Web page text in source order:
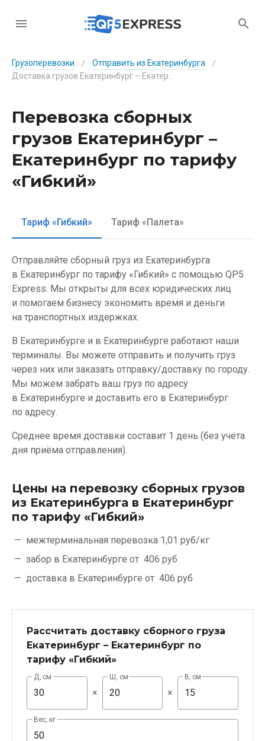
Грузоперевозки / Отправить из Екатеринбурга
/
Перевозка сборных
грузов Екатеринбург –
Екатеринбург по тарифу
«Гибкий»
Тариф «Гибкий» Тариф «Палета»
Отправляйте сборный груз из Екатеринбурга
в Екатеринбург по тарифу «Гибкий» с помощью QP5
Express. Мы открыты для всех юридических лиц
и помогаем бизнесу экономить время и деньги
на транспортных издержках.
В Екатеринбурге и в Екатеринбурге работают наши
терминалы. Вы можете отправить и получить груз
через них или заказать отправку/доставку по городу.
Мы можем забрать ваш груз по адресу
в Екатеринбурге и доставить его в Екатеринбург
по адресу.
Среднее время доставки составит 1 день (без учёта
дня приёма отправления).
Цены на перевозку сборных грузов
из Екатеринбурга в Екатеринбург
по тарифу «Гибкий»
межтерминальная перевозка 1,01 руб/кг
забор в Екатеринбурге от 406 руб
доставка в Екатеринбурге от 406 руб
Рассчитать доставку сборного груза
Екатеринбург – Екатеринбург по
тарифу «Гибкий»
Д, см
×
Ш, см
×
В, см
Вес, кг